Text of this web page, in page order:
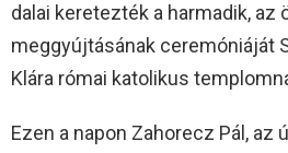
dalai keretezték a harmadik, az
meggyújtásának ceremóniáját
Klára római katolikus
Ezen a napon Zahorecz Pál, az